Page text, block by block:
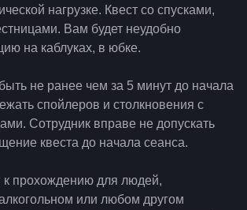
нагрузке. Квест со спусками,
Вам будет неудобно
на каблуках, в юбке.
не ранее чем за 5 минут до начала
спойлеров и столкновения с
Сотрудник вправе не допускать
квеста до начала сеанса.
к прохождению для людей,
или любом другом